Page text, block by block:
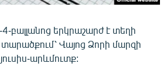
բալլանոց երկրաշարժ է տեղի
Վայոց Ձորի մարզի
արևմուտք: